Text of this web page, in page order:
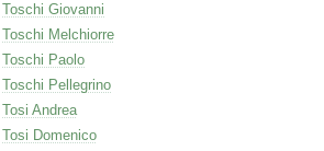
Toschi Giovanni
Toschi Melchiorre
Toschi Paolo
Toschi Pellegrino
Tosi Andrea
Tosi Domenico